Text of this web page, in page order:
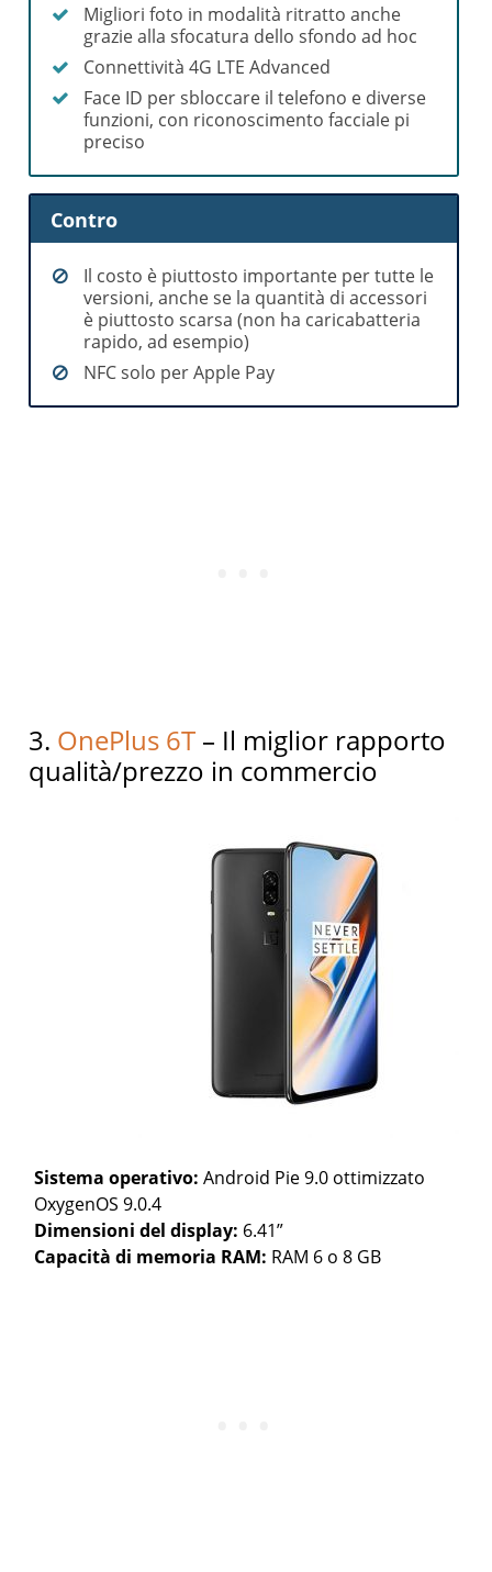
Migliori foto in modalità ritratto anche
grazie alla sfocatura dello sfondo ad hoc
Connettività 4G LTE Advanced
Face ID per sbloccare il telefono e diverse
funzioni, con riconoscimento facciale pi
preciso
Contro
Il costo è piuttosto importante per tutte le
versioni, anche se la quantità di accessori
è piuttosto scarsa (non ha caricabatteria
rapido, ad esempio)
NFC solo per Apple Pay
3. OnePlus 6T – Il miglior rapporto
qualità/prezzo in commercio
Sistema operativo: Android Pie 9.0 ottimizzato
OxygenOS 9.0.4
Dimensioni del display: 6.41”
Capacità di memoria RAM: RAM 6 o 8 GB